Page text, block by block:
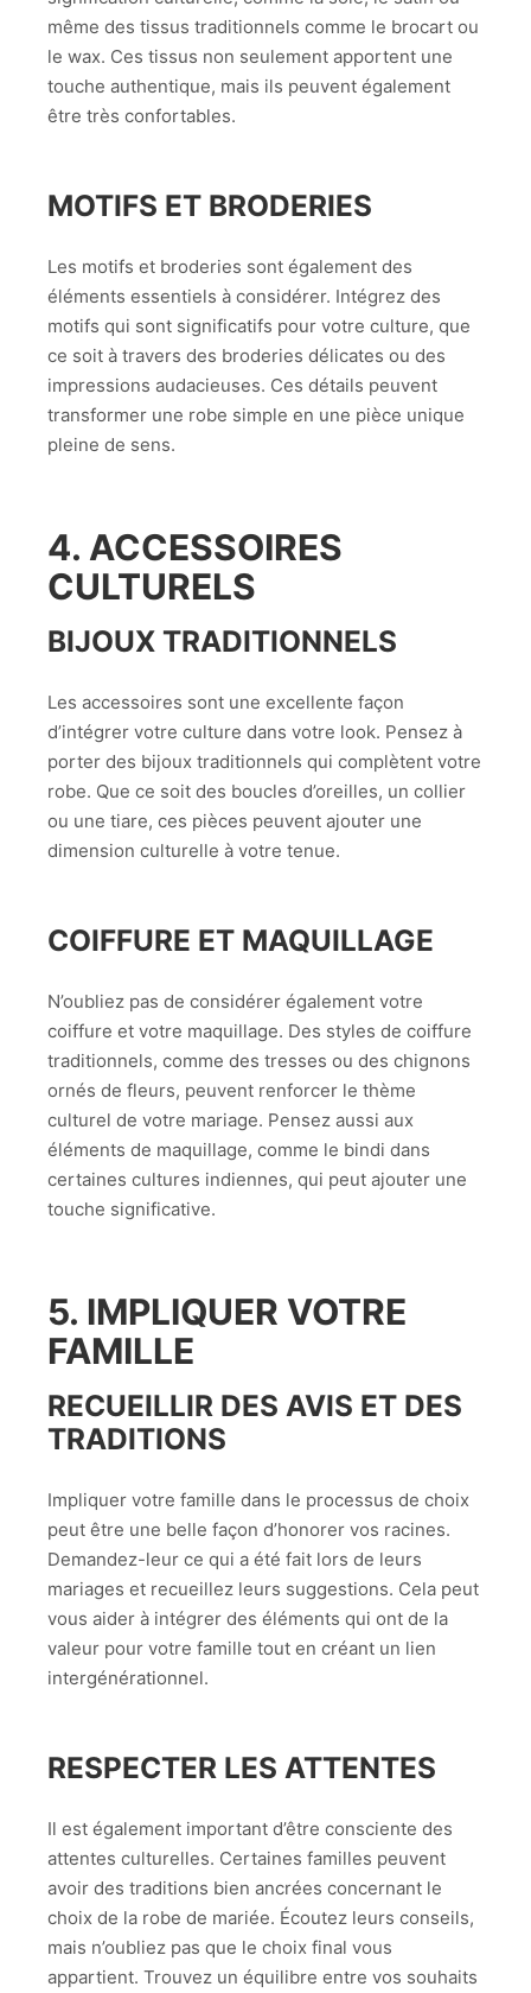
même des tissus traditionnels comme le brocart ou
le wax. Ces tissus non seulement apportent une
touche authentique, mais ils peuvent également
être très confortables.
MOTIFS ET BRODERIES
Les motifs et broderies sont également des
éléments essentiels à considérer. Intégrez des
motifs qui sont significatifs pour votre culture, que
ce soit à travers des broderies délicates ou des
impressions audacieuses. Ces détails peuvent
transformer une robe simple en une pièce unique
pleine de sens.
4. ACCESSOIRES
CULTURELS
BIJOUX TRADITIONNELS
Les accessoires sont une excellente façon
d’intégrer votre culture dans votre look. Pensez à
porter des bijoux traditionnels qui complètent votre
robe. Que ce soit des boucles d’oreilles, un collier
ou une tiare, ces pièces peuvent ajouter une
dimension culturelle à votre tenue.
COIFFURE ET MAQUILLAGE
N’oubliez pas de considérer également votre
coiffure et votre maquillage. Des styles de coiffure
traditionnels, comme des tresses ou des chignons
ornés de fleurs, peuvent renforcer le thème
culturel de votre mariage. Pensez aussi aux
éléments de maquillage, comme le bindi dans
certaines cultures indiennes, qui peut ajouter une
touche significative.
5. IMPLIQUER VOTRE
FAMILLE
RECUEILLIR DES AVIS ET DES
TRADITIONS
Impliquer votre famille dans le processus de choix
peut être une belle façon d’honorer vos racines.
Demandez-leur ce qui a été fait lors de leurs
mariages et recueillez leurs suggestions. Cela peut
vous aider à intégrer des éléments qui ont de la
valeur pour votre famille tout en créant un lien
intergénérationnel.
RESPECTER LES ATTENTES
Il est également important d’être consciente des
attentes culturelles. Certaines familles peuvent
avoir des traditions bien ancrées concernant le
choix de la robe de mariée. Écoutez leurs conseils,
mais n’oubliez pas que le choix final vous
appartient. Trouvez un équilibre entre vos souhaits